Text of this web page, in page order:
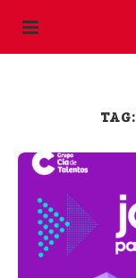
TAG: